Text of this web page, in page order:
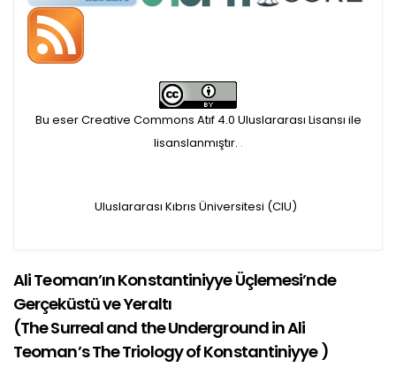
makaleler için, 100 Avro
iletilmektedir.
APC bilgi mesajı
ulaşmadan ödeme yapan
Bu eser Creative Commons Atıf 4.0 Uluslararası Lisansı ile
lisanslanmıştır. .
Uluslararası Kıbrıs Üniversitesi (CIU)
Ali Teoman’ın Konstantiniyye Üçlemesi’nde
Gerçeküstü ve Yeraltı
(The Surreal and the Underground in Ali
Teoman’s The Triology of Konstantiniyye)